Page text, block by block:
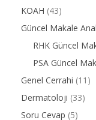
KOAH (43)
Güncel Makale
RHK Güncel
PSA Güncel
Genel Cerrahi (11)
Dermatoloji (33)
Soru Cevap (5)